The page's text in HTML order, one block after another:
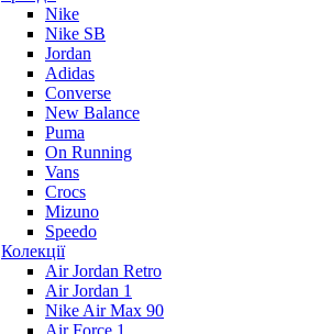
Nike
Nike SB
Jordan
Adidas
Converse
New Balance
Puma
On Running
Vans
Crocs
Mizuno
Speedo
Колекції
Air Jordan Retro
Air Jordan 1
Nike Air Max 90
Air Force 1